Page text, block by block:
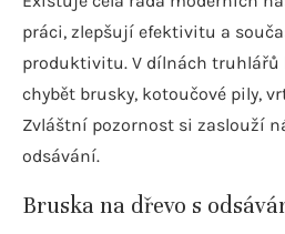
práci, zlepšují efektivitu a
produktivitu. V dílnách truhlářů
chybět brusky, kotoučové pily,
Zvláštní pozornost si zaslouží
odsávání.
Bruska na dřevo s